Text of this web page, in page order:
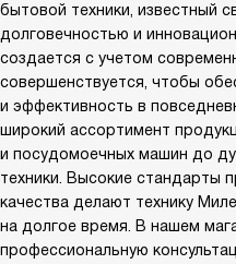
бытовой техники, известный
долговечностью и
создается с учетом
совершенствуется, чтобы
и эффективность в
широкий ассортимент
и посудомоечных машин до
техники. Высокие стандарты
качества делают технику
на долгое время. В нашем
профессиональную